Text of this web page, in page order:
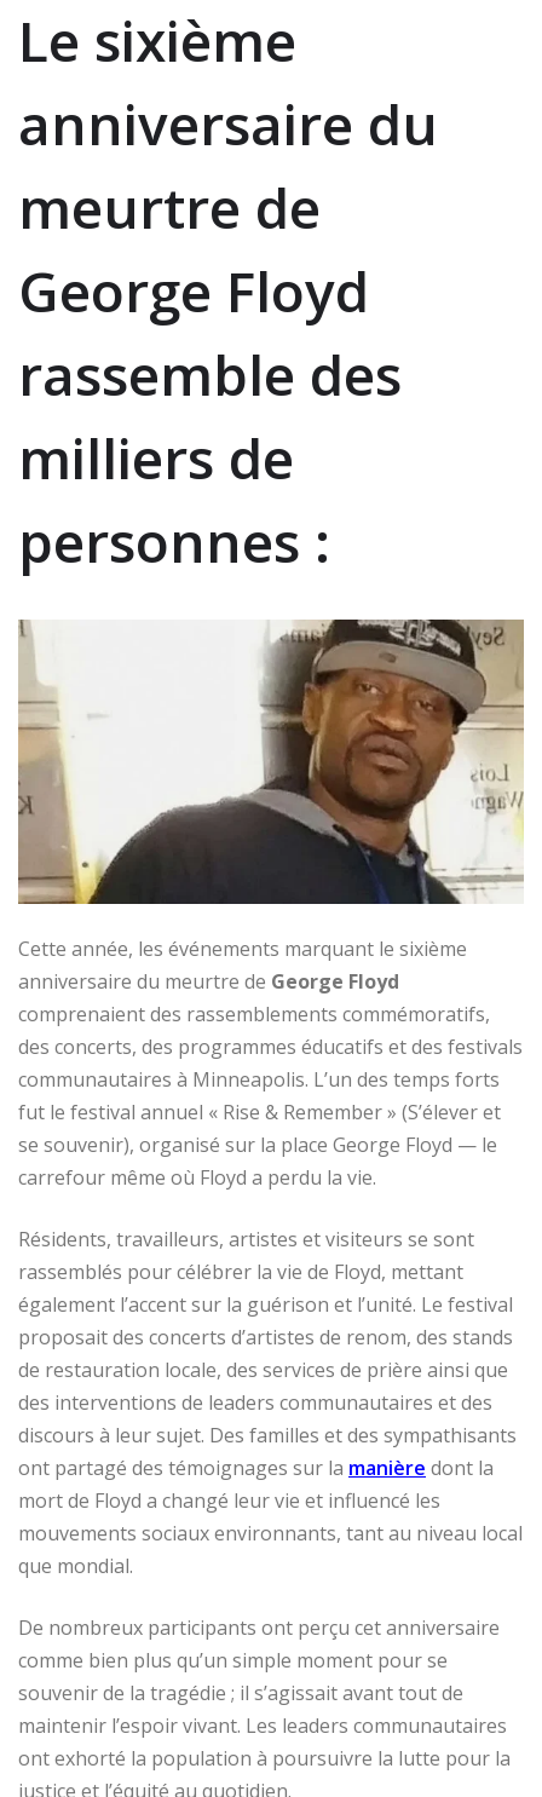
Le sixième
anniversaire du
meurtre de
George Floyd
rassemble des
milliers de
personnes :
Cette année, les événements marquant le sixième
anniversaire du meurtre de George Floyd
comprenaient des rassemblements commémoratifs,
des concerts, des programmes éducatifs et des festivals
communautaires à Minneapolis. L’un des temps forts
fut le festival annuel « Rise & Remember » (S’élever et
se souvenir), organisé sur la place George Floyd — le
carrefour même où Floyd a perdu la vie.
Résidents, travailleurs, artistes et visiteurs se sont
rassemblés pour célébrer la vie de Floyd, mettant
également l’accent sur la guérison et l’unité. Le festival
proposait des concerts d’artistes de renom, des stands
de restauration locale, des services de prière ainsi que
des interventions de leaders communautaires et des
discours à leur sujet. Des familles et des sympathisants
ont partagé des témoignages sur la manière dont la
mort de Floyd a changé leur vie et influencé les
mouvements sociaux environnants, tant au niveau local
que mondial.
De nombreux participants ont perçu cet anniversaire
comme bien plus qu’un simple moment pour se
souvenir de la tragédie ; il s’agissait avant tout de
maintenir l’espoir vivant. Les leaders communautaires
ont exhorté la population à poursuivre la lutte pour la
justice et l’équité au quotidien.